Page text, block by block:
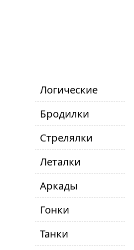
Логические
Бродилки
Стрелялки
Леталки
Аркады
Гонки
Танки